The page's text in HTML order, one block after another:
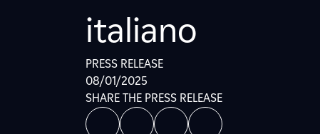
italiano
PRESS RELEASE
08/01/2025
SHARE THE PRESS RELEASE